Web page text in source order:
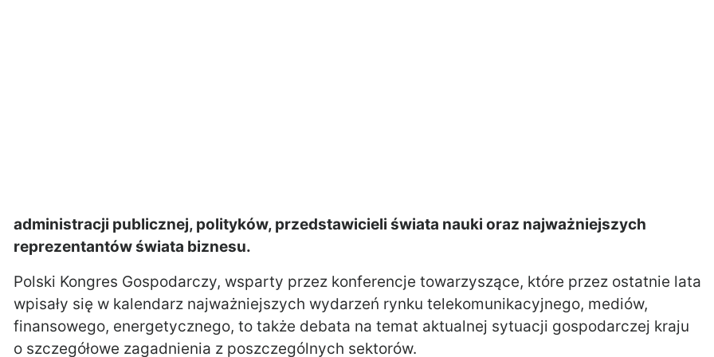
administracji publicznej, polityków, przedstawicieli świata nauki oraz najważniejszych
reprezentantów świata biznesu.
Polski Kongres Gospodarczy, wsparty przez konferencje towarzyszące, które przez ostatnie lata
wpisały się w kalendarz najważniejszych wydarzeń rynku telekomunikacyjnego, mediów,
finansowego, energetycznego, to także debata na temat aktualnej sytuacji gospodarczej kraju
o szczegółowe zagadnienia z poszczególnych sektorów.